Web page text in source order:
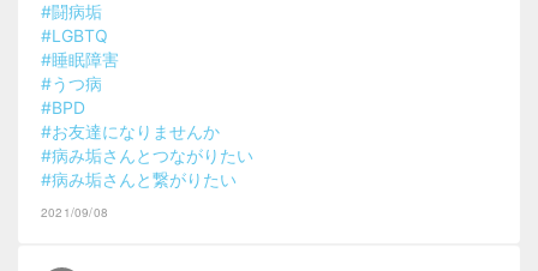
#闘病垢
#LGBTQ
#睡眠障害
#うつ病
#BPD
#お友達になりませんか
#病み垢さんとつながりたい
#病み垢さんと繋がりたい
2021/09/08